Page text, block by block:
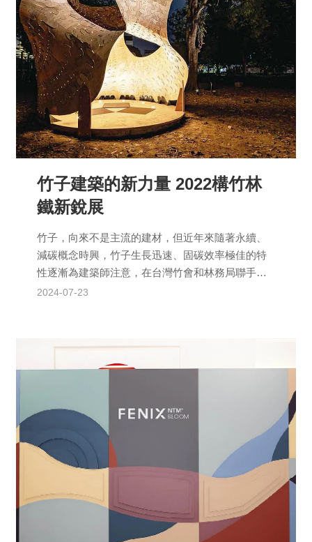
竹子建築的新力量 2022構竹林
鐵新銳展
竹子，向來不是主流的建材，但近年來隨著永續、
減碳概念時興，竹子生長迅速、固碳效率極佳的特
性逐漸為建築師注意，在台灣竹會和林務局聯手推
廣下，2022年再度邀請結構技師陳冠帆擔任策展
2024-07-23